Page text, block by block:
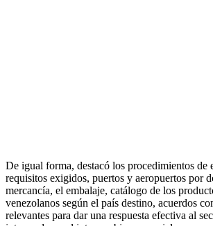
De igual forma, destacó los procedimientos de
requisitos exigidos, puertos y aeropuertos por
mercancía, el embalaje, catálogo de los
venezolanos según el país destino, acuerdos
relevantes para dar una respuesta efectiva al